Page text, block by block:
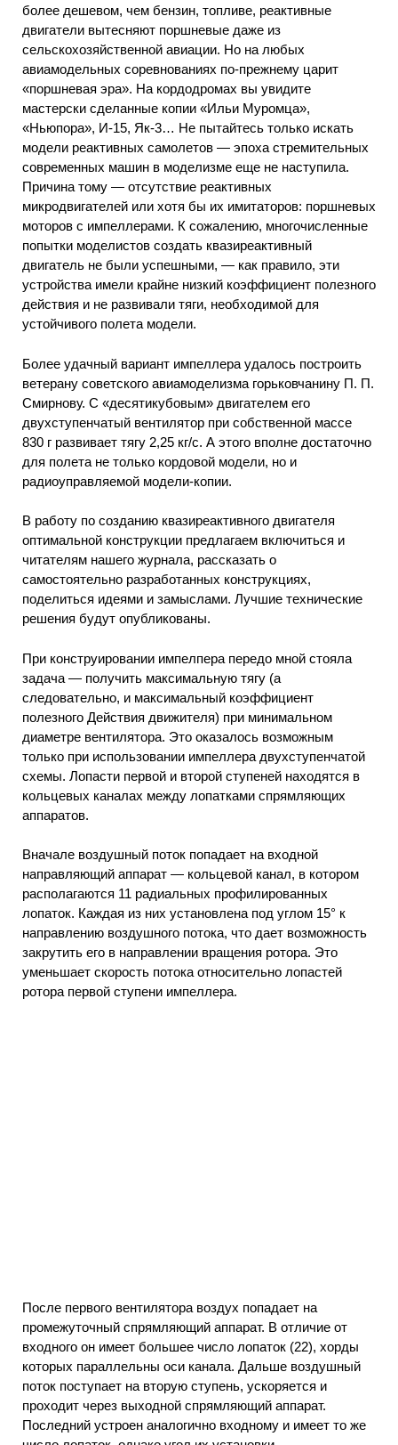
более дешевом, чем бензин, топливе, реактивные
двигатели вытесняют поршневые даже из
сельскохозяйственной авиации. Но на любых
авиамодельных соревнованиях по-прежнему царит
«поршневая эра». На кордодромах вы увидите
мастерски сделанные копии «Ильи Муромца»,
«Ньюпора», И-15, Як-3… Не пытайтесь только искать
модели реактивных самолетов — эпоха стремительных
современных машин в моделизме еще не наступила.
Причина тому — отсутствие реактивных
микродвигателей или хотя бы их имитаторов: поршневых
моторов с импеллерами. К сожалению, многочисленные
попытки моделистов создать квазиреактивный
двигатель не были успешными, — как правило, эти
устройства имели крайне низкий коэффициент полезного
действия и не развивали тяги, необходимой для
устойчивого полета модели.
Более удачный вариант импеллера удалось построить
ветерану советского авиамоделизма горьковчанину П. П.
Смирнову. С «десятикубовым» двигателем его
двухступенчатый вентилятор при собственной массе
830 г развивает тягу 2,25 кг/с. А этого вполне достаточно
для полета не только кордовой модели, но и
радиоуправляемой модели-копии.
В работу по созданию квазиреактивного двигателя
оптимальной конструкции предлагаем включиться и
читателям нашего журнала, рассказать о
самостоятельно разработанных конструкциях,
поделиться идеями и замыслами. Лучшие технические
решения будут опубликованы.
При конструировании импелпера передо мной стояла
задача — получить максимальную тягу (а
следовательно, и максимальный коэффициент
полезного Действия движителя) при минимальном
диаметре вентилятора. Это оказалось возможным
только при использовании импеллера двухступенчатой
схемы. Лопасти первой и второй ступеней находятся в
кольцевых каналах между лопатками спрямляющих
аппаратов.
Вначале воздушный поток попадает на входной
направляющий аппарат — кольцевой канал, в котором
располагаются 11 радиальных профилированных
лопаток. Каждая из них установлена под углом 15° к
направлению воздушного потока, что дает возможность
закрутить его в направлении вращения ротора. Это
уменьшает скорость потока относительно лопастей
ротора первой ступени импеллера.
После первого вентилятора воздух попадает на
промежуточный спрямляющий аппарат. В отличие от
входного он имеет большее число лопаток (22), хорды
которых параллельны оси канала. Дальше воздушный
поток поступает на вторую ступень, ускоряется и
проходит через выходной спрямляющий аппарат.
Последний устроен аналогично входному и имеет то же